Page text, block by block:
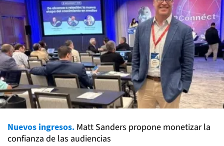
Nuevos ingresos. Matt Sanders propone monetizar la
confianza de las audiencias